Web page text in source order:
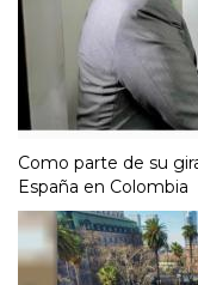
Como parte de su
España en Colombia